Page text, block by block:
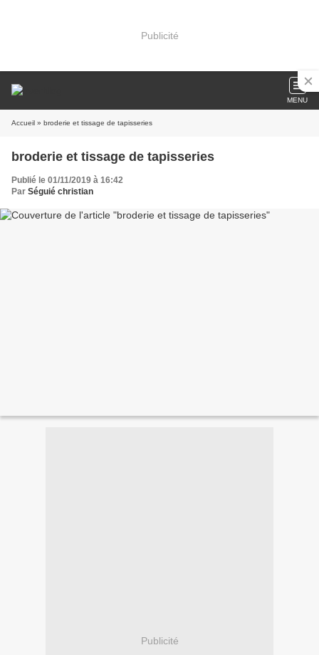
Publicité
MENU
Accueil » broderie et tissage de tapisseries
broderie et tissage de tapisseries
Publié le 01/11/2019 à 16:42
Par Séguié christian
Publicité